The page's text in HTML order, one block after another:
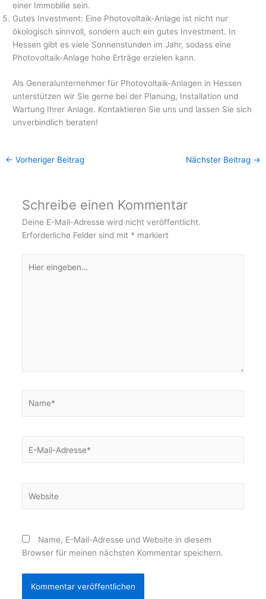
einer Immobilie sein.
Gutes Investment: Eine Photovoltaik-Anlage ist nicht nur
ökologisch sinnvoll, sondern auch ein gutes Investment. In
Hessen gibt es viele Sonnenstunden im Jahr, sodass eine
Photovoltaik-Anlage hohe Erträge erzielen kann.
Als Generalunternehmer für Photovoltaik-Anlagen in Hessen
unterstützen wir Sie gerne bei der Planung, Installation und
Wartung Ihrer Anlage. Kontaktieren Sie uns und lassen Sie sich
unverbindlich beraten!
← Vorheriger Beitrag Nächster Beitrag →
Schreibe einen Kommentar
Deine E-Mail-Adresse wird nicht veröffentlicht.
Erforderliche Felder sind mit * markiert
eingeben…
Mail-
Name, E-Mail-Adresse und Website in diesem
Browser für meinen nächsten Kommentar speichern.